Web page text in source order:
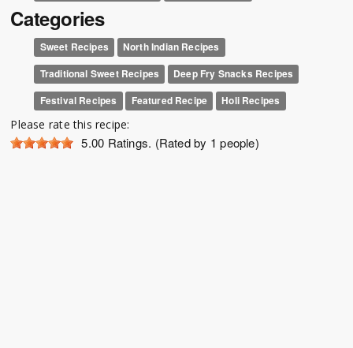
Categories
Sweet Recipes
North Indian Recipes
Traditional Sweet Recipes
Deep Fry Snacks Recipes
Festival Recipes
Featured Recipe Holi Recipes
Please rate this recipe:
5.00 Ratings. (Rated by 1 people)